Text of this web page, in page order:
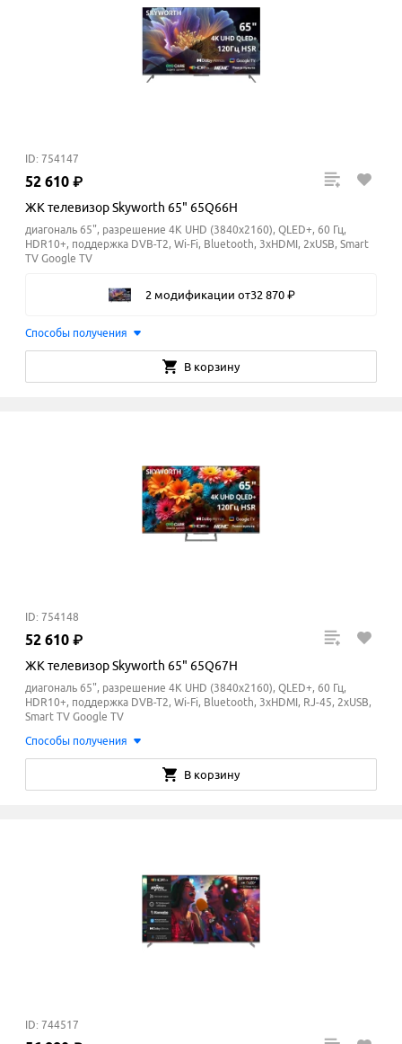
ID: 754147
52 610 ₽
ЖК телевизор Skyworth 65" 65Q66H
диагональ 65", разрешение 4K UHD (3840x2160), QLED+, 60 Гц,
HDR10+, поддержка DVB-T2, Wi-Fi, Bluetooth, 3xHDMI, 2xUSB, Smart
TV Google TV
2 модификации от32 870 ₽
Способы получения
В корзину
ID: 754148
52 610 ₽
ЖК телевизор Skyworth 65" 65Q67H
диагональ 65", разрешение 4K UHD (3840x2160), QLED+, 60 Гц,
HDR10+, поддержка DVB-T2, Wi-Fi, Bluetooth, 3xHDMI, RJ-45, 2xUSB,
Smart TV Google TV
Способы получения
В корзину
ID: 744517